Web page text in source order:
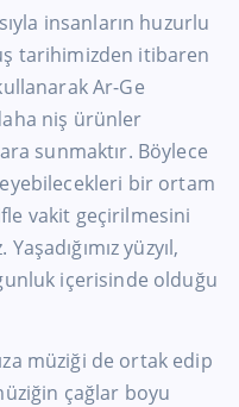
insanların huzurlu
tarihimizden itibaren
Ar-Ge
niş ürünler
sunmaktır. Böylece
bir ortam
vakit geçirilmesini
yüzyıl,
içerisinde olduğu
müziği de ortak edip
çağlar boyu